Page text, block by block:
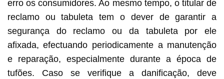
erro os consumidores. Ao mesmo tempo, o titular de
reclamo ou tabuleta tem o dever de garantir a
segurança do reclamo ou da tabuleta por ele
afixada, efectuando periodicamente a manutenção
e reparação, especialmente durante a época de
tufões. Caso se verifique a danificação, deve